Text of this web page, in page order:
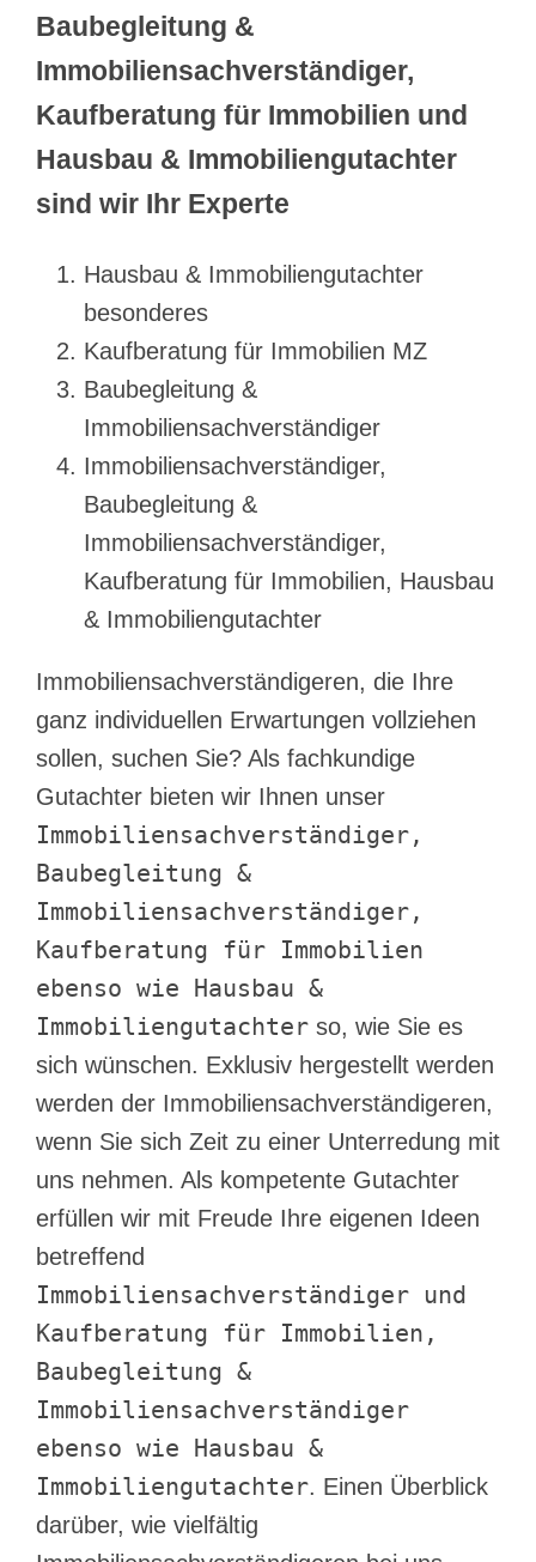
Baubegleitung &
Immobiliensachverständiger,
Kaufberatung für Immobilien und
Hausbau & Immobiliengutachter
sind wir Ihr Experte
Hausbau & Immobiliengutachter
besonderes
Kaufberatung für Immobilien MZ
Baubegleitung &
Immobiliensachverständiger
Immobiliensachverständiger,
Baubegleitung &
Immobiliensachverständiger,
Kaufberatung für Immobilien, Hausbau
& Immobiliengutachter
Immobiliensachverständigeren, die Ihre
ganz individuellen Erwartungen vollziehen
sollen, suchen Sie? Als fachkundige
Gutachter bieten wir Ihnen unser
Immobiliensachverständiger,
Baubegleitung &
Immobiliensachverständiger,
Kaufberatung für Immobilien
ebenso wie Hausbau &
Immobiliengutachter so, wie Sie es
sich wünschen. Exklusiv hergestellt werden
werden der Immobiliensachverständigeren,
wenn Sie sich Zeit zu einer Unterredung mit
uns nehmen. Als kompetente Gutachter
erfüllen wir mit Freude Ihre eigenen Ideen
betreffend
Immobiliensachverständiger und
Kaufberatung für Immobilien,
Baubegleitung &
Immobiliensachverständiger
ebenso wie Hausbau &
Immobiliengutachter. Einen Überblick
darüber, wie vielfältig